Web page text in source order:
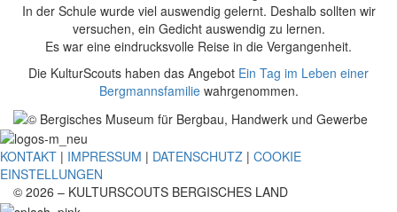
In der Schule wurde viel auswendig gelernt. Deshalb sollten wir
versuchen, ein Gedicht auswendig zu lernen.
Es war eine eindrucksvolle Reise in die Vergangenheit.
Die KulturScouts haben das Angebot Ein Tag im Leben einer
Bergmannsfamiliewahrgenommen.
KONTAKT | IMPRESSUM | DATENSCHUTZ | COOKIE
EINSTELLUNGEN
© 2026 – KULTURSCOUTS BERGISCHES LAND